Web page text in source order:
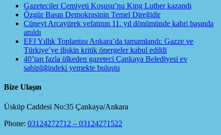
Gazeteciler Cemiyeti Koşusu’nu King Luther kazandı
Özgür Basın Demokrasinin Temel Direğidir
Cüneyt Arcayürek vefatının 11. yıl dönümünde kabri başında
anıldı
EFJ Yıllık Toplantısı Ankara’da tamamlandı: Gazze ve
Türkiye’ye ilişkin kritik önergeler kabul edildi
40’tan fazla ülkeden gazeteci Çankaya Belediyesi ev
sahipliğindeki yemekte buluştu
Bize Ulaşın
Üsküp Caddesi No:35 Çankaya/Ankara
Phone: 03124272712 – 03124271522